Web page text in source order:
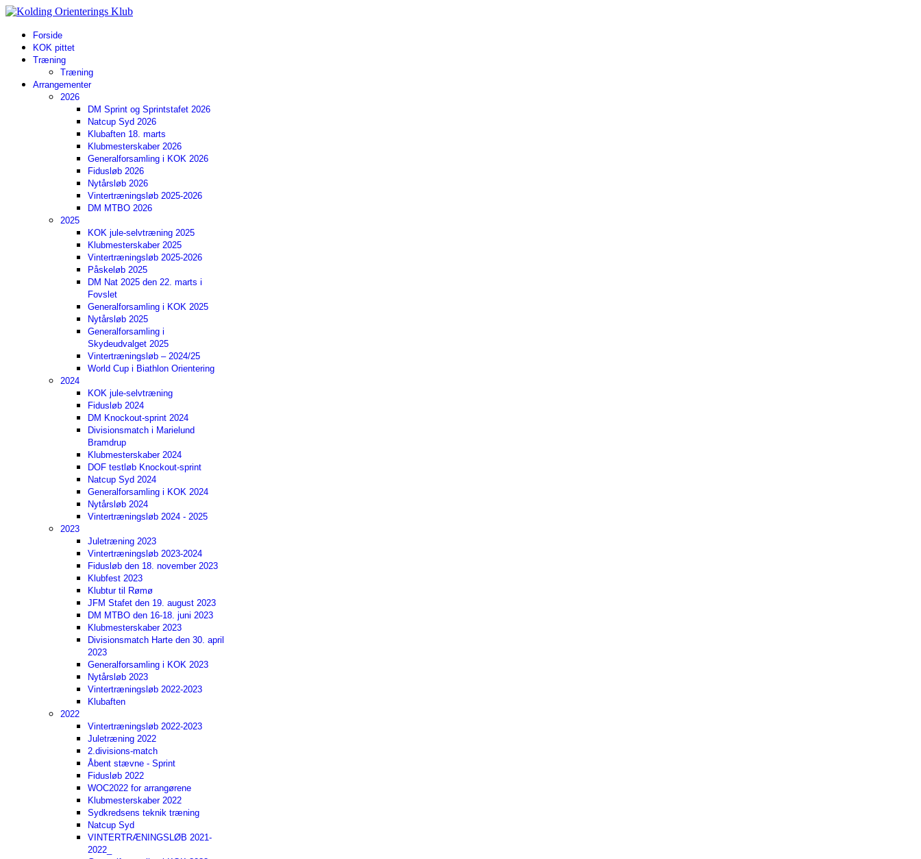
Forside
KOK pittet
Træning
Træning
Arrangementer
2026
DM Sprint og Sprintstafet 2026
Natcup Syd 2026
Klubaften 18. marts
Klubmesterskaber 2026
Generalforsamling i KOK 2026
Fidusløb 2026
Nytårsløb 2026
Vintertræningsløb 2025-2026
DM MTBO 2026
2025
KOK jule-selvtræning 2025
Klubmesterskaber 2025
Vintertræningsløb 2025-2026
Påskeløb 2025
DM Nat 2025 den 22. marts i
Fovslet
Generalforsamling i KOK 2025
Nytårsløb 2025
Generalforsamling i
Skydeudvalget 2025
Vintertræningsløb – 2024/25
World Cup i Biathlon Orientering
2024
KOK jule-selvtræning
Fidusløb 2024
DM Knockout-sprint 2024
Divisionsmatch i Marielund
Bramdrup
Klubmesterskaber 2024
DOF testløb Knockout-sprint
Natcup Syd 2024
Generalforsamling i KOK 2024
Nytårsløb 2024
Vintertræningsløb 2024 - 2025
2023
Juletræning 2023
Vintertræningsløb 2023-2024
Fidusløb den 18. november 2023
Klubfest 2023
Klubtur til Rømø
JFM Stafet den 19. august 2023
DM MTBO den 16-18. juni 2023
Klubmesterskaber 2023
Divisionsmatch Harte den 30. april
2023
Generalforsamling i KOK 2023
Nytårsløb 2023
Vintertræningsløb 2022-2023
Klubaften
2022
Vintertræningsløb 2022-2023
Juletræning 2022
2.divisions-match
Åbent stævne - Sprint
Fidusløb 2022
WOC2022 for arrangørene
Klubmesterskaber 2022
Sydkredsens teknik træning
Natcup Syd
VINTERTRÆNINGSLØB 2021-
2022_